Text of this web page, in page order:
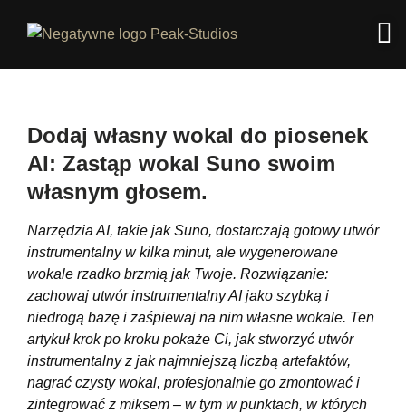
Dodaj własny wokal do piosenek
AI: Zastąp wokal Suno swoim
własnym głosem.
Narzędzia AI, takie jak Suno, dostarczają gotowy utwór
instrumentalny w kilka minut, ale wygenerowane
wokale rzadko brzmią jak Twoje. Rozwiązanie:
zachowaj utwór instrumentalny AI jako szybką i
niedrogą bazę i zaśpiewaj na nim własne wokale. Ten
artykuł krok po kroku pokaże Ci, jak stworzyć utwór
instrumentalny z jak najmniejszą liczbą artefaktów,
nagrać czysty wokal, profesjonalnie go zmontować i
zintegrować z miksem – w tym w punktach, w których